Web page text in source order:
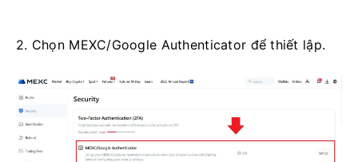
2. Chọn MEXC/Google Authenticator để thiết lập.